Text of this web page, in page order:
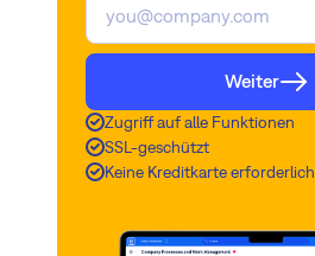
Weiter
Zugriff auf alle Funktionen
SSL-geschützt
Keine Kreditkarte erforderlich